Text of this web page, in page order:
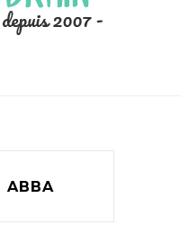
ABBA